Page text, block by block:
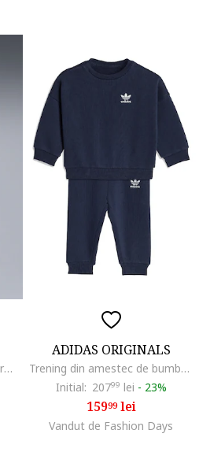
Jacheta regular-fit cu buzunare, Albastru prafuit
ADIDAS ORIGINALS
Trening din amestec de bumbac cu logo, Albastru ultramarin
Initial: 20799 lei - 23%
15999lei
Vandut de Fashion Days